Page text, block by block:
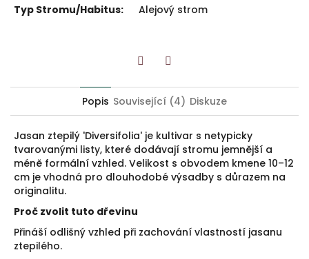
Typ Stromu/Habitus: Alejový strom
Popis Související (4) Diskuze
Jasan ztepilý 'Diversifolia' je kultivar s netypicky
tvarovanými listy, které dodávají stromu jemnější a
méně formální vzhled. Velikost s obvodem kmene 10–12
cm je vhodná pro dlouhodobé výsadby s důrazem na
originalitu.
Proč zvolit tuto dřevinu
Přináší odlišný vzhled při zachování vlastností jasanu
ztepilého.